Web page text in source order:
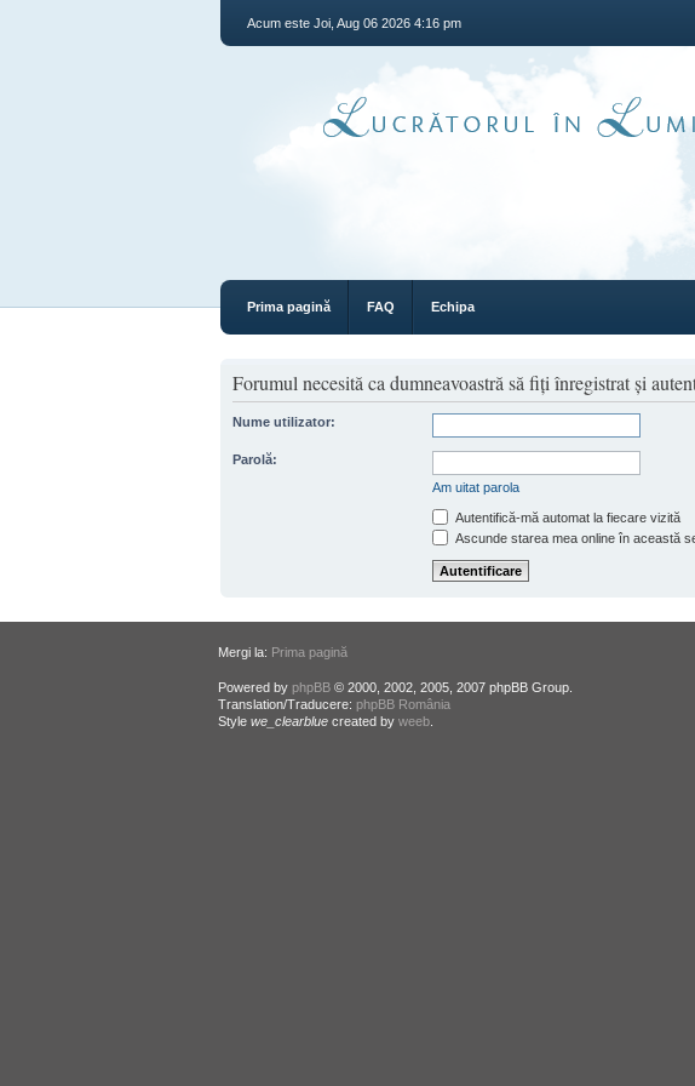
Acum este Joi, Aug 06 2026 4:16 pm
Prima pagină FAQ Echipa
Forumul necesită ca dumneavoastră să fiţi înregistrat şi
Nume utilizator:
Parolă:
Am uitat parola
Autentifică-mă automat la fiecare vizită
Ascunde starea mea online în această
Mergi la: Prima pagină
Powered by phpBB© 2000, 2002, 2005, 2007 phpBB Group.
Translation/Traducere: phpBB România
Style we_clearbluecreated by weeb.